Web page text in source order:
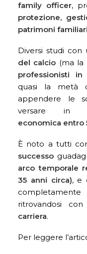
family officer,
protezione,
patrimoni
Diversi studi con
del calcio (ma la
professionisti in
quasi la metà
appendere le
versare in
economica entro
È noto a tutti
successo
arco temporale
35 anni circa), e
ritrovandosi
carriera.
Per leggere